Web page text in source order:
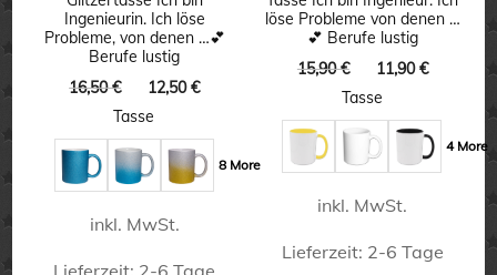
Ingenieurin. Ich löse
Probleme, von denen …💕
Berufe lustig
16,50€
Ursprünglicher
Preis
16,50 €
12,50€
12,50 €.
Tasse
8 More
inkl. MwSt.
löse Probleme von denen …
💕 Berufe lustig
15,90€
Ursprünglicher
Preis
15,90 €
11,90€
11,90 €.
Tasse
4 More
inkl. MwSt.
Lieferzeit: 2-6 Tage